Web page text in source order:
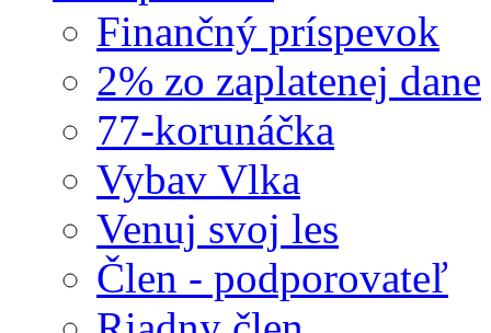
Finančný príspevok
2% zo zaplatenej dane
77-korunáčka
Vybav Vlka
Venuj svoj les
Člen - podporovateľ